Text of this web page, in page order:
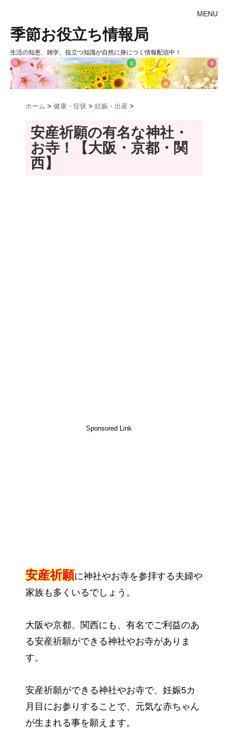
MENU
季節お役立ち情報局
生活の知恵、雑学、役立つ知識が自然に身につく情報配信中！
ホーム > 健康・症状 > 妊娠・出産 >
安産祈願の有名な神社・
お寺！【大阪・京都・関
西】
Sponsored Link
安産祈願に神社やお寺を参拝する夫婦や
家族も多くいるでしょう。
大阪や京都、関西にも、有名でご利益のあ
る安産祈願ができる神社やお寺がありま
す。
安産祈願ができる神社やお寺で、妊娠5カ
月目にお参りすることで、元気な赤ちゃん
が生まれる事を願えます。